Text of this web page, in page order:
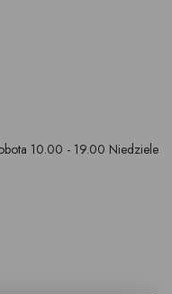
10.00 - 19.00 Niedziele